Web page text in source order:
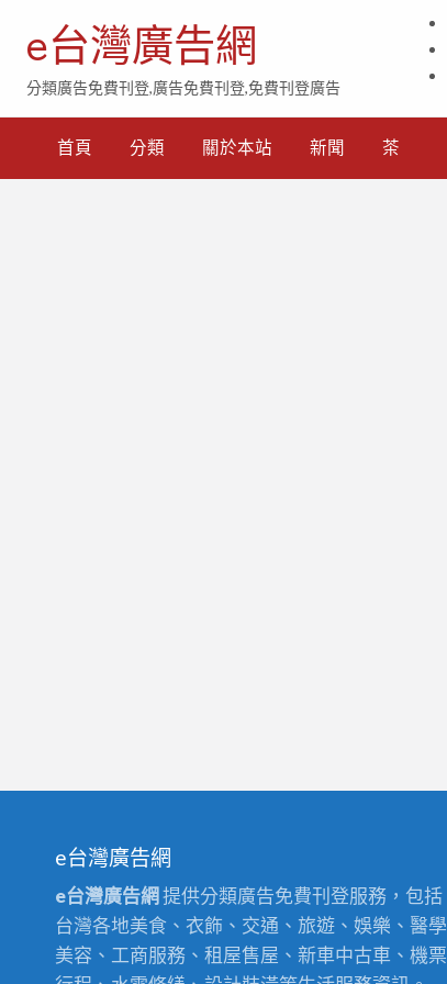
e台灣廣告網
分類廣告免費刊登,廣告免費刊登,免費刊登廣告
首頁 分類 關於本站 新聞 茶
e台灣廣告網
e台灣廣告網 提供分類廣告免費刊登服務，包括
台灣各地美食、衣飾、交通、旅遊、娛樂、醫學
美容、工商服務、租屋售屋、新車中古車、機票